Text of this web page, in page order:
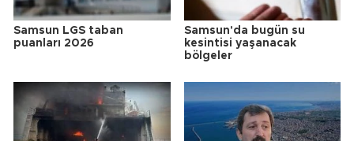
Samsun LGS taban
puanları 2026
Samsun'da bugün su
kesintisi yaşanacak
bölgeler